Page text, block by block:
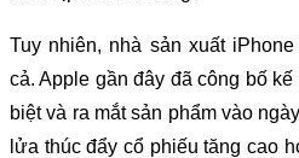
Tuy nhiên, nhà sản xuất
cả. Apple gần đây đã công bố
biệt và ra mắt sản phẩm vào
lửa thúc đẩy cổ phiếu tăng cao